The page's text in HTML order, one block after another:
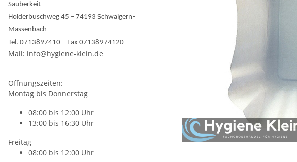
Sauberkeit
Holderbuschweg 45 – 74193 Schwaigern-
Massenbach
Tel. 0713897410 – Fax 07138974120
Mail: info@hygiene-klein.de
Öffnungszeiten:
Montag bis Donnerstag
08:00 bis 12:00 Uhr
13:00 bis 16:30 Uhr
Freitag
08:00 bis 12:00 Uhr